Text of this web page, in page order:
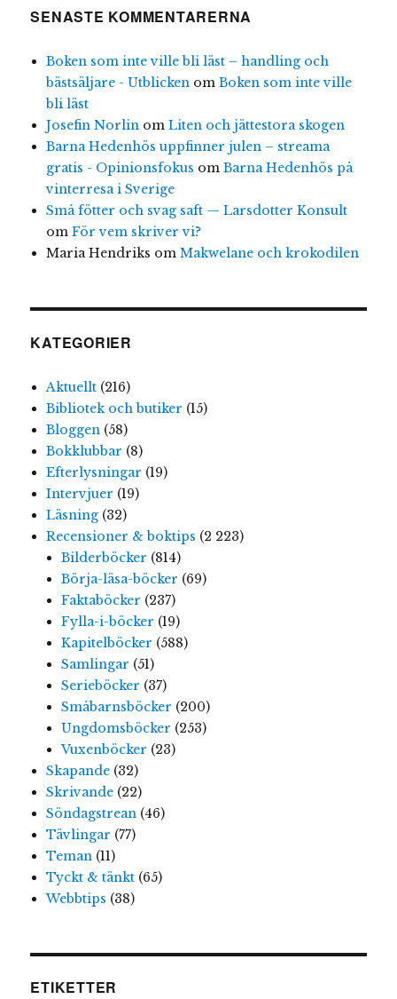
SENASTE KOMMENTARERNA
Boken som inte ville bli läst – handling och
bästsäljare - Utblickenom Boken som inte ville
bli läst
Josefin Norlinom Liten och jättestora skogen
Barna Hedenhös uppfinner julen – streama
gratis - Opinionsfokus om Barna Hedenhös på
vinterresa i Sverige
Små fötter och svag saft — Larsdotter Konsult
om För vem skriver vi?
Maria Hendriks om Makwelane och krokodilen
KATEGORIER
Aktuellt(216)
Bibliotek och butiker (15)
Bloggen(58)
Bokklubbar (8)
Efterlysningar (19)
Intervjuer (19)
Läsning(32)
Recensioner & boktips (2 223)
Bilderböcker (814)
Börja-läsa-böcker (69)
Faktaböcker (237)
Fylla-i-böcker (19)
Kapitelböcker (588)
Samlingar (51)
Serieböcker (37)
Småbarnsböcker (200)
Ungdomsböcker (253)
Vuxenböcker (23)
Skapande(32)
Skrivande(22)
Söndagstrean(46)
Tävlingar (77)
Teman(11)
Tyckt & tänkt(65)
Webbtips (38)
ETIKETTER